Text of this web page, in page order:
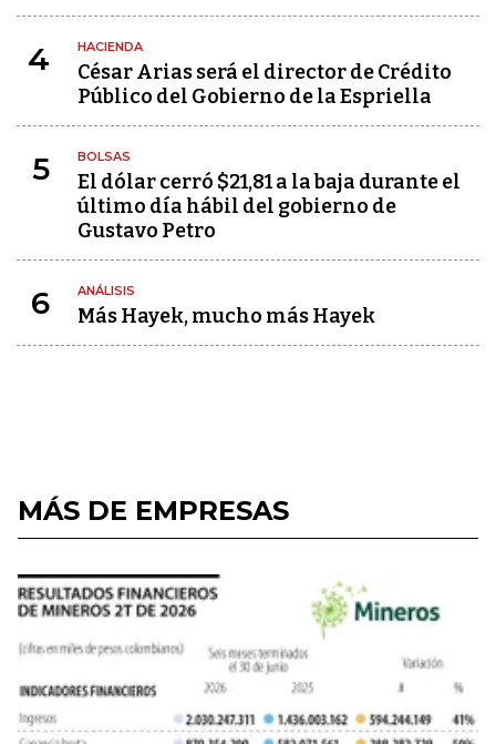
4 HACIENDA
César Arias será el director de Crédito
Público del Gobierno de la Espriella
5 BOLSAS
El dólar cerró $21,81 a la baja durante el
último día hábil del gobierno de
Gustavo Petro
6 ANÁLISIS
Más Hayek, mucho más Hayek
MÁS DE EMPRESAS